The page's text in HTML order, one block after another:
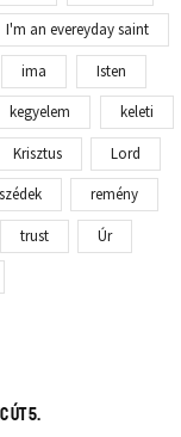
I'm an evereyday saint
ima Isten
kegyelem keleti
Krisztus Lord
remény
trust Úr
út 5.